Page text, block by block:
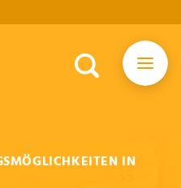
IN